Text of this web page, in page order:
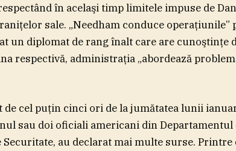
în acelaşi timp limitele impuse de
sale. „Needham conduce operaţiunile”
un diplomat de rang înalt care are cunoştinţe
respectivă, administraţia „abordează
cel puţin cinci ori de la jumătatea lunii
sau doi oficiali americani din Departamentul
au declarat mai multe surse.